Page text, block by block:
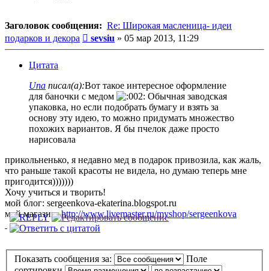
Заголовок сообщения: Re: Широкая масленица- идеи
подарков и декора
Сообщение
sevsiu » 05 мар 2013, 11:29
Цитата
Una писал(а):Вот такое интересное оформление
для баночки с медом
Обычная заводская
упаковка, но если подобрать бумагу и взять за
основу эту идею, то можно придумать множество
похожих вариантов. Я бы пчелок даже просто
нарисовала
прикольненько, я недавно мед в подарок привозила, как жаль,
что раньше такой красоты не видела, но думаю теперь мне
пригодится)))))))
Хочу учиться и творить!
мой блог: sergeenkova-ekaterina.blogspot.ru
мой магазин:http://www.livemaster.ru/myshop/sergeenkova
Показать сообщения за:
Поле